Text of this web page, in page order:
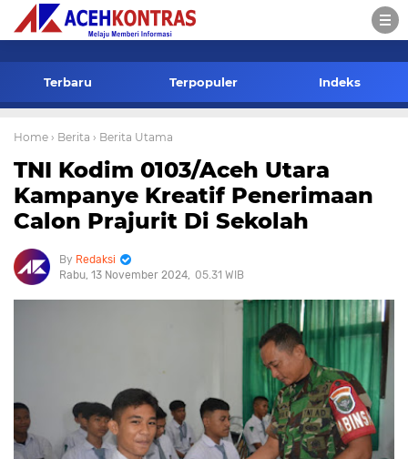
Terbaru Terpopuler Indeks
Home › Berita › Berita Utama
TNI Kodim 0103/Aceh Utara
Kampanye Kreatif Penerimaan
Calon Prajurit Di Sekolah
Redaksi
Rabu, 13 November 2024 05.31 WIB